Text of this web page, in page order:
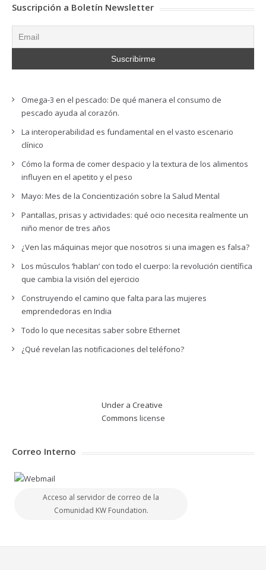
Suscripción a Boletín Newsletter
Omega-3 en el pescado: De qué manera el consumo de
pescado ayuda al corazón.
La interoperabilidad es fundamental en el vasto escenario
clínico
Cómo la forma de comer despacio y la textura de los alimentos
influyen en el apetito y el peso
Mayo: Mes de la Concientización sobre la Salud Mental
Pantallas, prisas y actividades: qué ocio necesita realmente un
niño menor de tres años
¿Ven las máquinas mejor que nosotros si una imagen es falsa?
Los músculos ‘hablan’ con todo el cuerpo: la revolución científica
que cambia la visión del ejercicio
Construyendo el camino que falta para las mujeres
emprendedoras en India
Todo lo que necesitas saber sobre Ethernet
¿Qué revelan las notificaciones del teléfono?
Under a Creative
Commons license
Correo Interno
Acceso al servidor de correo de la
Comunidad KW Foundation.